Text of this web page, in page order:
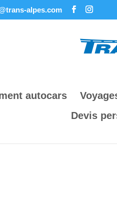
alpes.com
autocars
Devis